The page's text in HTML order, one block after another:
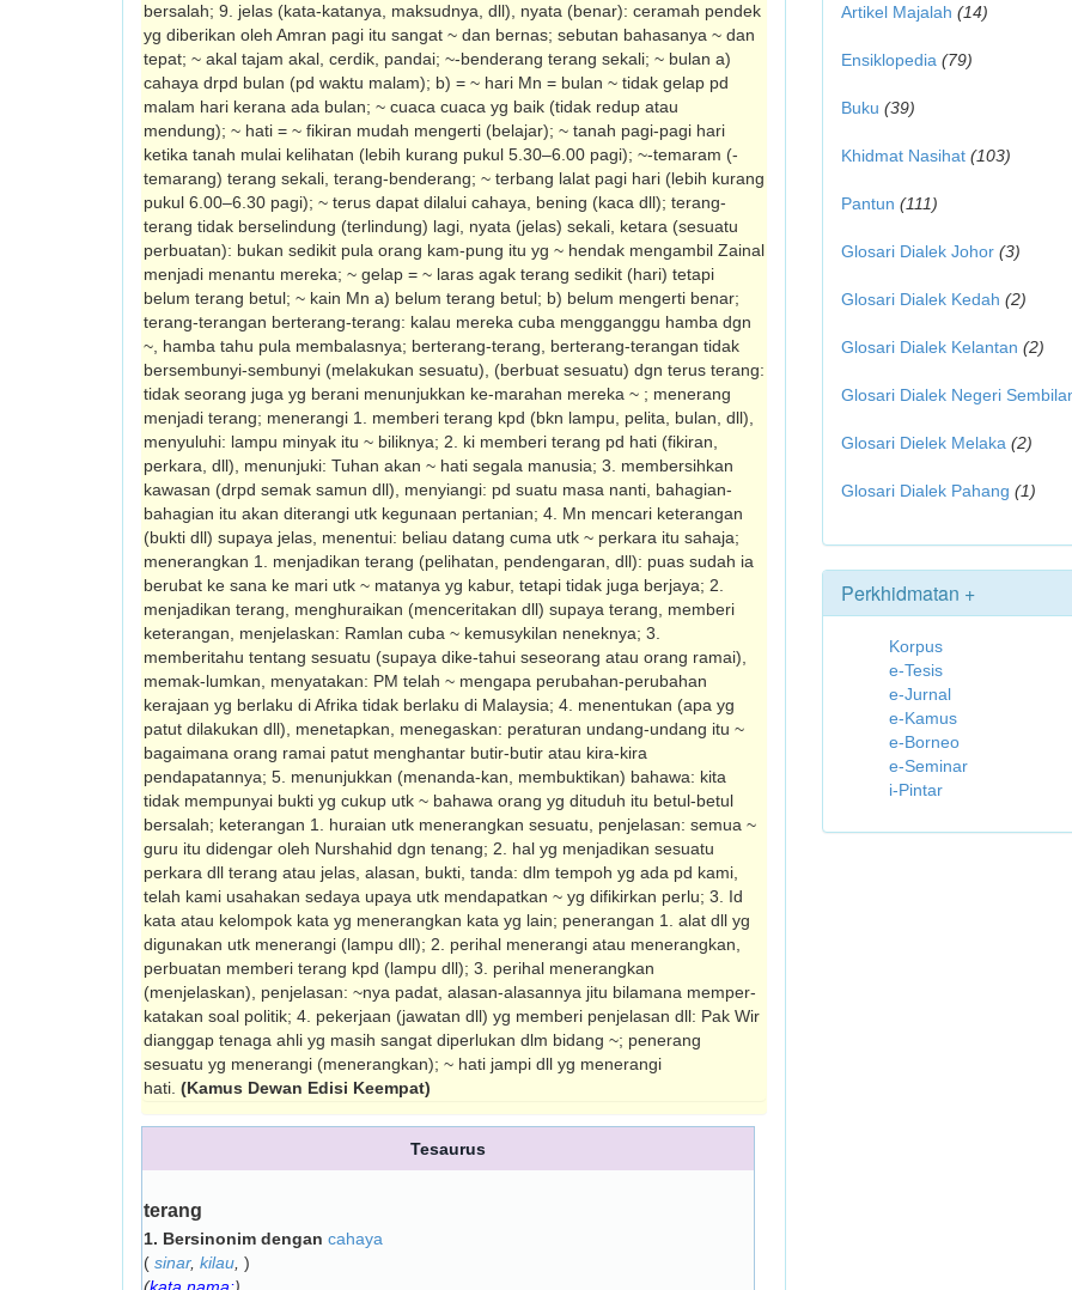
bersalah; 9. jelas (kata-kata­nya, maksudnya, dll), nyata (benar): ceramah pendek
yg diberikan oleh Amran pagi itu sangat ~ dan bernas; sebutan bahasanya ~ dan
tepat; ~ akal tajam akal, cerdik, pandai; ~-ben­derang terang sekali; ~ bulan a)
cahaya drpd bulan (pd waktu malam); b) = ~ hari Mn = bulan ~ tidak gelap pd
malam hari kerana ada bulan; ~ cuaca cuaca yg baik (tidak redup atau
mendung); ~ hati = ~ fikiran mudah mengerti (belajar); ~ tanah pagi-pagi hari
ketika tanah mulai kelihatan (lebih kurang pukul 5.30–6.00 pagi); ~-temaram (-
temarang) terang sekali, terang-benderang; ~ terbang lalat pagi hari (lebih kurang
pukul 6.00–6.30 pagi); ~ terus dapat dilalui cahaya, bening (kaca dll); terang-
terang tidak berselindung (terlin­dung) lagi, nyata (jelas) sekali, ketara (sesuatu
perbuatan): bukan sedikit pula orang kam-pung itu yg ~ hendak mengambil Zainal
menjadi menantu mereka; ~ gelap = ~ laras agak terang sedikit (hari) tetapi
belum terang betul; ~ kain Mn a) belum terang betul; b) belum mengerti benar;
terang-terangan berterang-terang: kalau mereka cuba mengganggu hamba dgn
~, hamba tahu pula membalasnya; berterang-terang, berterang-terangan tidak
bersembunyi-sembunyi (melakukan sesuatu), (berbuat sesuatu) dgn terus terang:
tidak seorang juga yg berani menunjukkan ke-marahan mereka ~ ; menerang
menjadi terang; menerangi 1. memberi terang kpd (bkn lampu, pelita, bulan, dll),
menyuluhi: lampu minyak itu ~ biliknya; 2. ki memberi terang pd hati (fikiran,
perkara, dll), menunjuki: Tuhan akan ~ hati segala manusia; 3. mem­bersihkan
kawasan (drpd semak samun dll), menyiangi: pd suatu masa nanti, bahagian-
bahagian itu akan diterangi utk kegunaan pertanian; 4. Mn mencari keterangan
(bukti dll) supaya jelas, menentui: beliau datang cuma utk ~ perkara itu sahaja;
menerangkan 1. menjadikan terang (pelihatan, pendengaran, dll): puas sudah ia
ber­ubat ke sana ke mari utk ~ matanya yg kabur, tetapi tidak juga berjaya; 2.
men­jadikan terang, menghuraikan (menceritakan dll) supaya terang, memberi
keterangan, menjelaskan: Ramlan cuba ~ kemusykilan neneknya; 3.
memberitahu tentang sesuatu (supaya dike-tahui seseorang atau orang ramai),
memak-lumkan, menyatakan: PM telah ~ mengapa perubahan-perubahan
kerajaan yg berlaku di Afrika tidak berlaku di Malaysia; 4. menentukan (apa yg
patut dilakukan dll), menetapkan, menegaskan: per­aturan undang-undang itu ~
bagaimana orang ramai patut menghantar butir-butir atau kira-kira
pendapatannya; 5. menun­jukkan (menanda-kan, membuktikan) bahawa: kita
tidak mempunyai bukti yg cukup utk ~ bahawa orang yg dituduh itu betul-betul
bersalah; keterangan 1. huraian utk menerangkan sesuatu, penjelasan: semua ~
guru itu didengar oleh Nurshahid dgn tenang; 2. hal yg menjadikan sesuatu
perkara dll terang atau jelas, alasan, bukti, tanda: dlm tempoh yg ada pd kami,
telah kami usahakan sedaya upaya utk mendapatkan ~ yg difikirkan perlu; 3. Id
kata atau kelompok kata yg mene­rangkan kata yg lain; penerangan 1. alat dll yg
digunakan utk mene­rangi (lampu dll); 2. perihal menerangi atau menerangkan,
perbuatan memberi terang kpd (lampu dll); 3. perihal menerangkan
(menjelaskan), penjelasan: ~nya padat, alasan-alasannya jitu bilamana memper­
katakan soal politik; 4. pekerjaan (jawatan dll) yg memberi penjelasan dll: Pak Wir
di­anggap tenaga ahli yg masih sangat diperlu­kan dlm bidang ~; penerang
sesuatu yg menerangi (menerang­kan); ~ hati jampi dll yg menerangi
hati. (Kamus Dewan Edisi Keempat)
Tesaurus
terang
1. Bersinonim dengan cahaya
( sinar, kilau )
Artikel Majalah (14)
Ensiklopedia (79)
Buku (39)
Khidmat Nasihat (103)
Pantun (111)
Glosari Dialek Johor (3)
Glosari Dialek Kedah (2)
Glosari Dialek Kelantan (2)
Glosari Dialek Negeri
Glosari Dielek Melaka (2)
Glosari Dialek Pahang (1)
Perkhidmatan +
Korpus
e-Tesis
e-Jurnal
e-Kamus
e-Borneo
e-Seminar
i-Pintar